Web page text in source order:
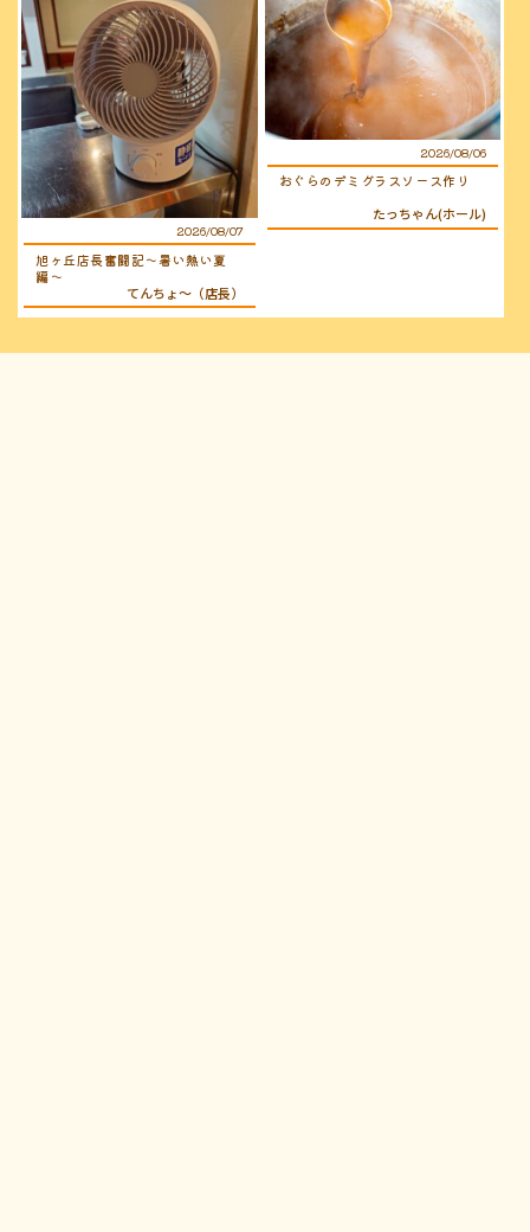
2026/08/07
旭ヶ丘店長奮闘記〜暑い熱い夏
編〜
てんちょ〜（店長）
2026/08/06
おぐらのデミグラスソース作り
たっちゃん(ホール)